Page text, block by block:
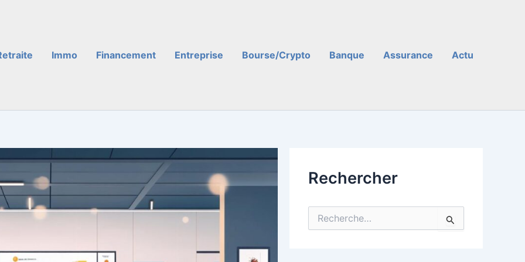
Immo Financement Entreprise Bourse/Crypto Banque Assurance Actu
Rechercher